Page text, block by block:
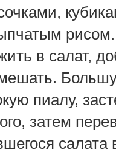
рисом.
в салат,
пиалу,
затем